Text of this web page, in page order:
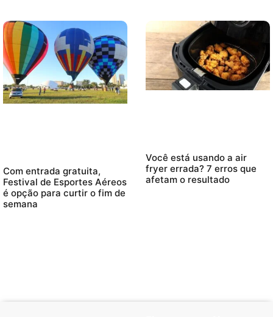
Com entrada gratuita,
Festival de Esportes Aéreos
é opção para curtir o fim de
semana
Você está usando a air
fryer errada? 7 erros que
afetam o resultado